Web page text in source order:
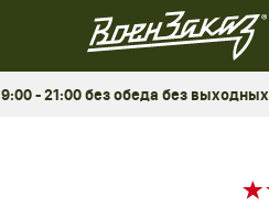
9:00 - 21:00 без обеда без выходных